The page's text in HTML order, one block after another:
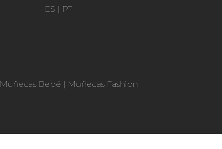
ES | PT
Muñecas Bebé | Muñecas Fashion